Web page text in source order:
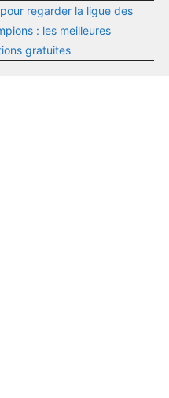
regarder la ligue des
: les meilleures
gratuites